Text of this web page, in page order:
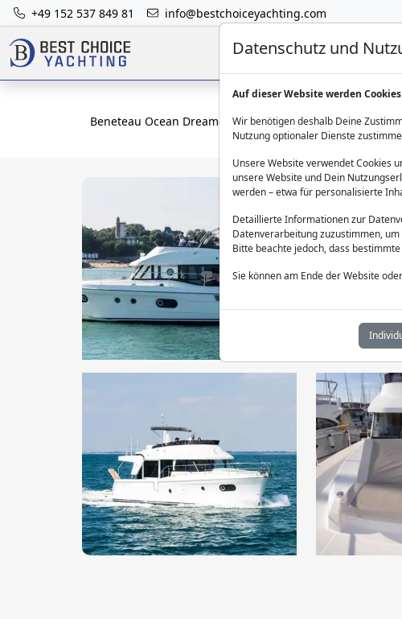
+49 152 537 849 81 info@bestchoiceyachting.com
Beneteau Ocean Dreamer: Charter ab Sibenik
Datenschutz und
Auf dieser Website werden
Wir benötigen deshalb Deine
Nutzung optionaler Dienste
Unsere Website verwendet Cookies
unsere Website und Dein
werden – etwa für personalisierte
Detaillierte Informationen zur
Datenverarbeitung zuzustimmen,
Bitte beachte jedoch, dass
Sie können am Ende der Website